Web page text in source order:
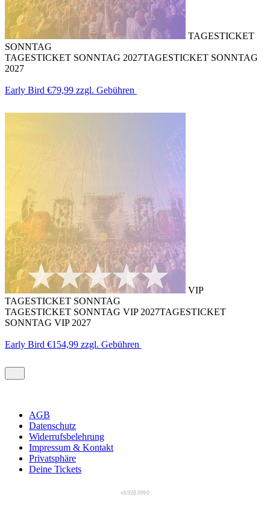
TAGESTICKET
SONNTAG
TAGESTICKET SONNTAG 2027TAGESTICKET SONNTAG
2027
Early Bird €79,99 zzgl. Gebühren
VIP
TAGESTICKET SONNTAG
TAGESTICKET SONNTAG VIP 2027TAGESTICKET
SONNTAG VIP 2027
Early Bird €154,99 zzgl. Gebühren
AGB
Datenschutz
Widerrufsbelehrung
Impressum & Kontakt
Privatsphäre
Deine Tickets
vb9283990